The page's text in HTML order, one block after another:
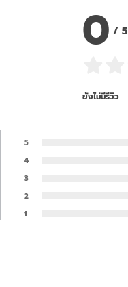
0 /5
ยังไม่มีรีวิว
5
4
3
2
1